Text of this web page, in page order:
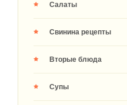
Салаты
Свинина рецепты
Вторые блюда
Супы